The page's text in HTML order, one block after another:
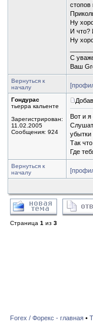
стопов
Ну
И что?
Ну
С
Ваш
Вернуться к
началу
Гондурас
тьерра кальенте
Зарегистрирован:
11.02.2005
Сообщения: 924
Вот и я
Так
Где
Вернуться к
началу
Страница 1 из 3
Forex / Форекс - главная•